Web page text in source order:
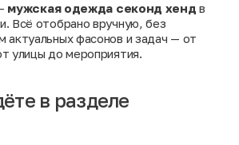
мужская одежда секонд хенд в
Всё отобрано вручную, без
актуальных фасонов и задач — от
улицы до мероприятия.
в разделе